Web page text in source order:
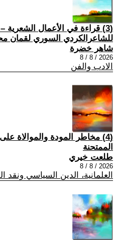
(3) قراءة في الأعمال الشعرية
للشاعرالكردي السوري لقمان
شاهر خضرة
2026 / 8 / 8
الادب والفن
(4) مخاطر المودة والموالاة
الممتحنة
طلعت خيري
2026 / 8 / 8
العلمانية، الدين السياسي ونقد